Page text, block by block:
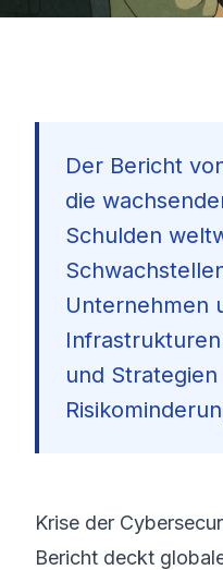
©2026 8200 Cyber
Der Bericht
die
Schulden
Unternehmen
und
Krise der
Bericht deckt